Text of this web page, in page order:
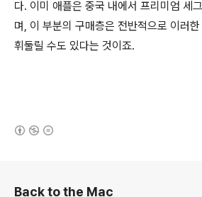
다. 이미 애플은 중국 내에서 프리미엄 세
며, 이 부분의 구매층은 전반적으로 이러
휘둘릴 수도 있다는 것이죠.
Back to the Mac